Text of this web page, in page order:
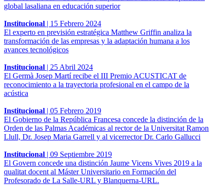
global lasaliana en educación superior
Institucional | 15 Febrero 2024
El experto en previsión estratégica Matthew Griffin analiza la
transformación de las empresas y la adaptación humana a los
avances tecnológicos
Institucional | 25 Abril 2024
El Germà Josep Martí recibe el III Premio ACUSTICAT de
reconocimiento a la trayectoria profesional en el campo de la
acústica
Institucional | 05 Febrero 2019
El Gobierno de la República Francesa concede la distinción de la
Orden de las Palmas Académicas al rector de la Universitat Ramon
Llull, Dr. Josep Maria Garrell y al vicerrector Dr. Carlo Gallucci
Institucional | 09 Septiembre 2019
El Govern concede una distinción Jaume Vicens Vives 2019 a la
qualitat docent al Máster Universitario en Formación del
Profesorado de La Salle-URL y Blanquerna-URL.